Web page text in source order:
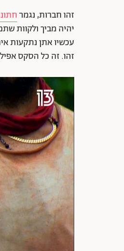
זהו חברות, נגמר
יהיה מביך ולקוות
עכשיו אתן נתקעות
זהו. זה כל הסקס